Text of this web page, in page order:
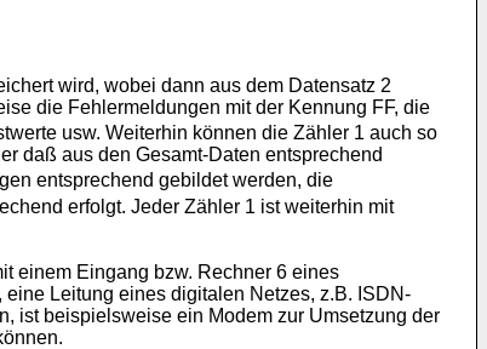
wird, wobei dann aus dem Datensatz 2
die Fehlermeldungen mit der Kennung FF, die
usw. Weiterhin können die Zähler 1 auch so
daß aus den Gesamt-Daten entsprechend
entsprechend gebildet werden, die
erfolgt. Jeder Zähler 1 ist weiterhin mit
einem Eingang bzw. Rechner 6 eines
Leitung eines digitalen Netzes, z.B. ISDN-
ist beispielsweise ein Modem zur Umsetzung der